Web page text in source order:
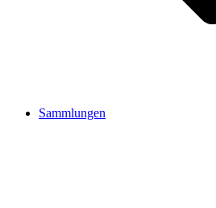
Sammlungen